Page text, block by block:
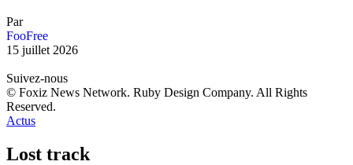
Par
FooFree
15 juillet 2026
Suivez-nous
© Foxiz News Network. Ruby Design Company. All Rights
Reserved.
Actus
Lost track